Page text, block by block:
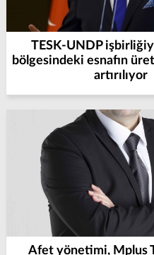
TESK-UNDP
bölgesindeki esnafın
artırılıyor
Afet yönetimi, Mplus